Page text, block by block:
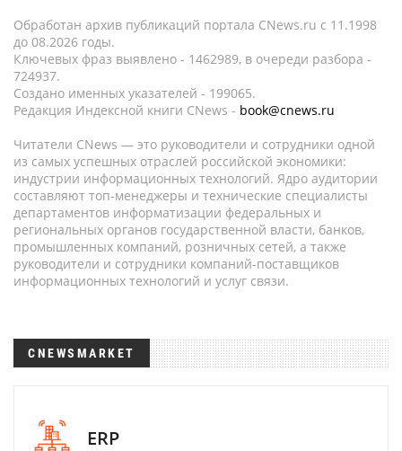
Обработан архив публикаций портала CNews.ru c 11.1998
до 08.2026 годы.
Ключевых фраз выявлено - 1462989, в очереди разбора -
724937.
Создано именных указателей - 199065.
Редакция Индексной книги CNews - book@cnews.ru
Читатели CNews — это руководители и сотрудники одной
из самых успешных отраслей российской экономики:
индустрии информационных технологий. Ядро аудитории
составляют топ-менеджеры и технические специалисты
департаментов информатизации федеральных и
региональных органов государственной власти, банков,
промышленных компаний, розничных сетей, а также
руководители и сотрудники компаний-поставщиков
информационных технологий и услуг связи.
CNEWSMARKET
ERP